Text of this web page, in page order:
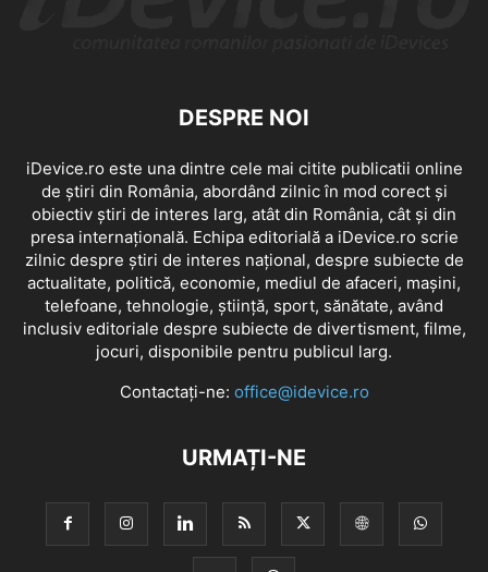
DESPRE NOI
iDevice.ro este una dintre cele mai citite publicatii online
de știri din România, abordând zilnic în mod corect și
obiectiv știri de interes larg, atât din România, cât și din
presa internațională. Echipa editorială a iDevice.ro scrie
zilnic despre știri de interes național, despre subiecte de
actualitate, politică, economie, mediul de afaceri, mașini,
telefoane, tehnologie, știință, sport, sănătate, având
inclusiv editoriale despre subiecte de divertisment, filme,
jocuri, disponibile pentru publicul larg.
Contactați-ne: office@idevice.ro
URMAȚI-NE